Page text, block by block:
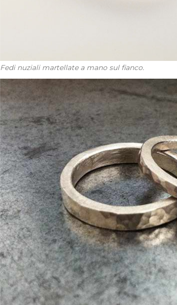
Fedi nuziali martellate a mano sul fianco.